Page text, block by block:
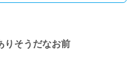
りそうだなお前